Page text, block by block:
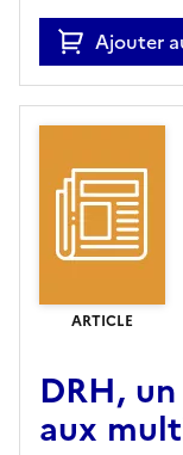
Ajouter
ARTICLE
DRH,
aux